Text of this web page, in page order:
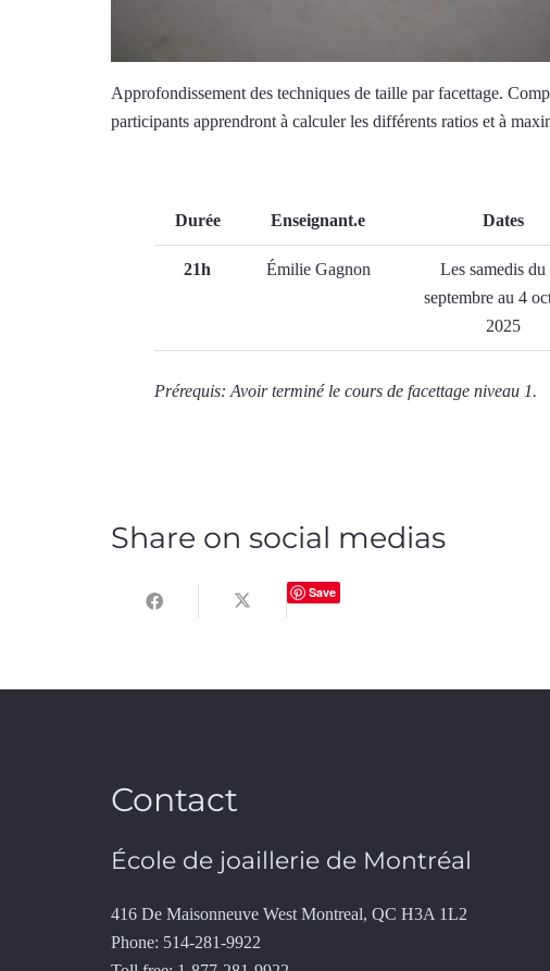
Approfondissement des techniques de taille par facettage.
participants apprendront à calculer les différents ratios et à
Durée Enseignant.e Dates
21h Émilie Gagnon
Les samedis du
septembre au 4
2025
Prérequis: Avoir terminé le cours de facettage niveau 1.
Share on social medias
Save
Contact
École de joaillerie de Montréal
416 De Maisonneuve West Montreal, QC H3A 1L2
Phone: 514-281-9922